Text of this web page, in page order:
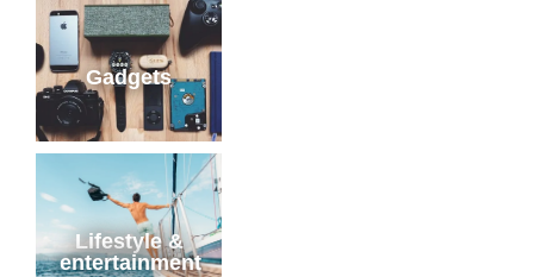
Gadgets
Lifestyle &
entertainment